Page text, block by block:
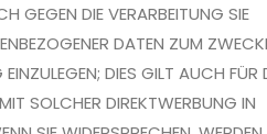
GEGEN DIE VERARBEITUNG SIE
DATEN ZUM
DIES GILT AUCH FÜR
SOLCHER DIREKTWERBUNG IN